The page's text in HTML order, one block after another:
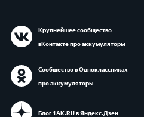
Крупнейшее сообщество
вКонтакте про аккумуляторы
Сообщество в Одноклассниках
про аккумуляторы
Блог 1АК.RU в Яндекс.Дзен